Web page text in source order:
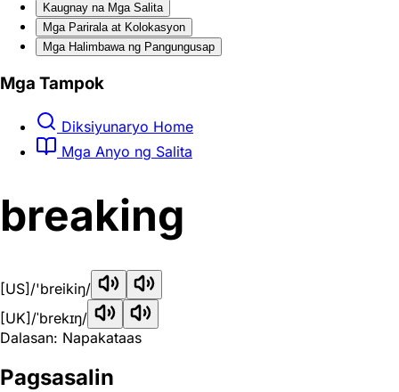
Kaugnay na Mga Salita
Mga Parirala at Kolokasyon
Mga Halimbawa ng Pangungusap
Mga Tampok
Diksiyunaryo Home
Mga Anyo ng Salita
breaking
[US] /'breikiŋ/
[UK] /ˈbrekɪŋ/
Dalasan: Napakataas
Pagsasalin